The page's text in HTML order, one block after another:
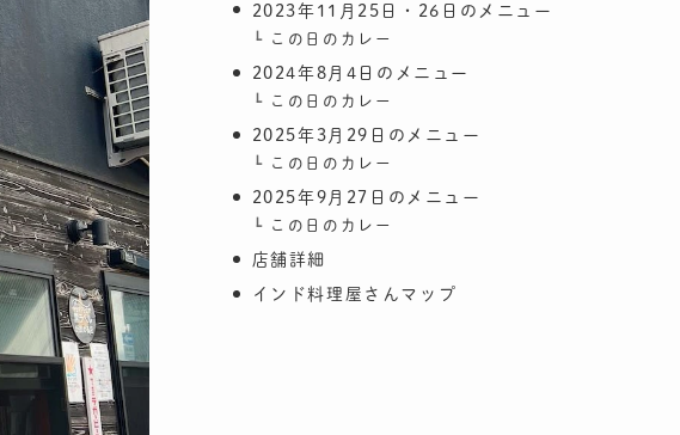
2023年11月25日・26日のメニュー
この日のカレー
2024年8月4日のメニュー
この日のカレー
2025年3月29日のメニュー
この日のカレー
2025年9月27日のメニュー
この日のカレー
店舗詳細
インド料理屋さんマップ